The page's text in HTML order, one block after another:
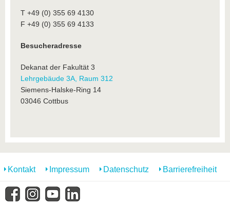
T +49 (0) 355 69 4130
F +49 (0) 355 69 4133
Besucheradresse
Dekanat der Fakultät 3
Lehrgebäude 3A, Raum 312
Siemens-Halske-Ring 14
03046 Cottbus
Kontakt Impressum Datenschutz Barrierefreiheit